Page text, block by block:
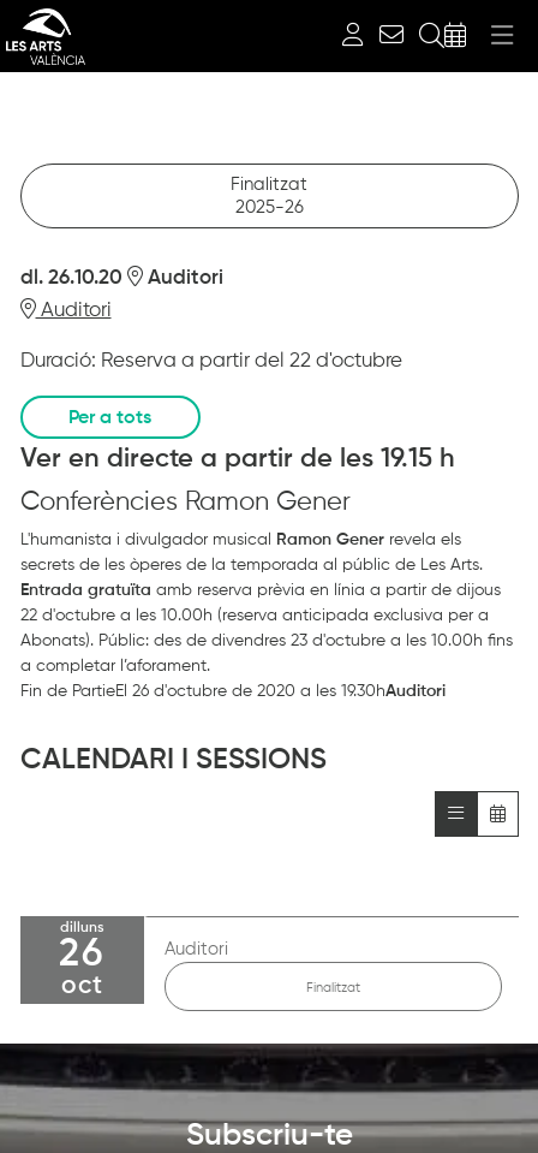
Per a tots
FIN DE PARTIE
Finalitzat
2025-26
dl. 26.10.20
Auditori
Auditori
Duració: Reserva a partir del 22 d'octubre
Per a tots
Ver en directe a partir de les 19.15 h
Conferències Ramon Gener
L'humanista i divulgador musical Ramon Generrevela els
secrets de les òperes de la temporada al públic de Les Arts.
Entrada gratuïta amb reserva prèvia en línia a partir de dijous
22 d'octubre a les 10.00h (reserva anticipada exclusiva per a
Abonats). Públic: des de divendres 23 d'octubre a les 10.00h fins
a completar l’aforament.
Fin de PartieEl 26 d'octubre de 2020 a les 19.30hAuditori
CALENDARI I SESSIONS
dilluns
26
oct
Auditori
Finalitzat
Subscriu-te